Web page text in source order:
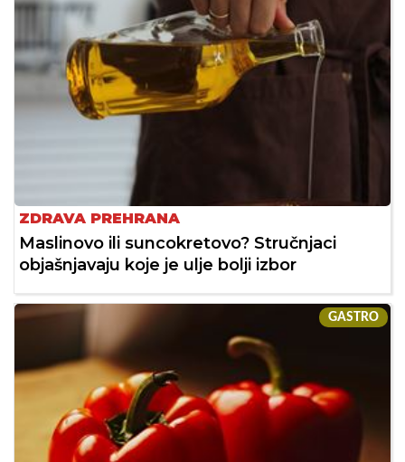
ZDRAVA PREHRANA
Maslinovo ili suncokretovo? Stručnjaci
objašnjavaju koje je ulje bolji izbor
GASTRO